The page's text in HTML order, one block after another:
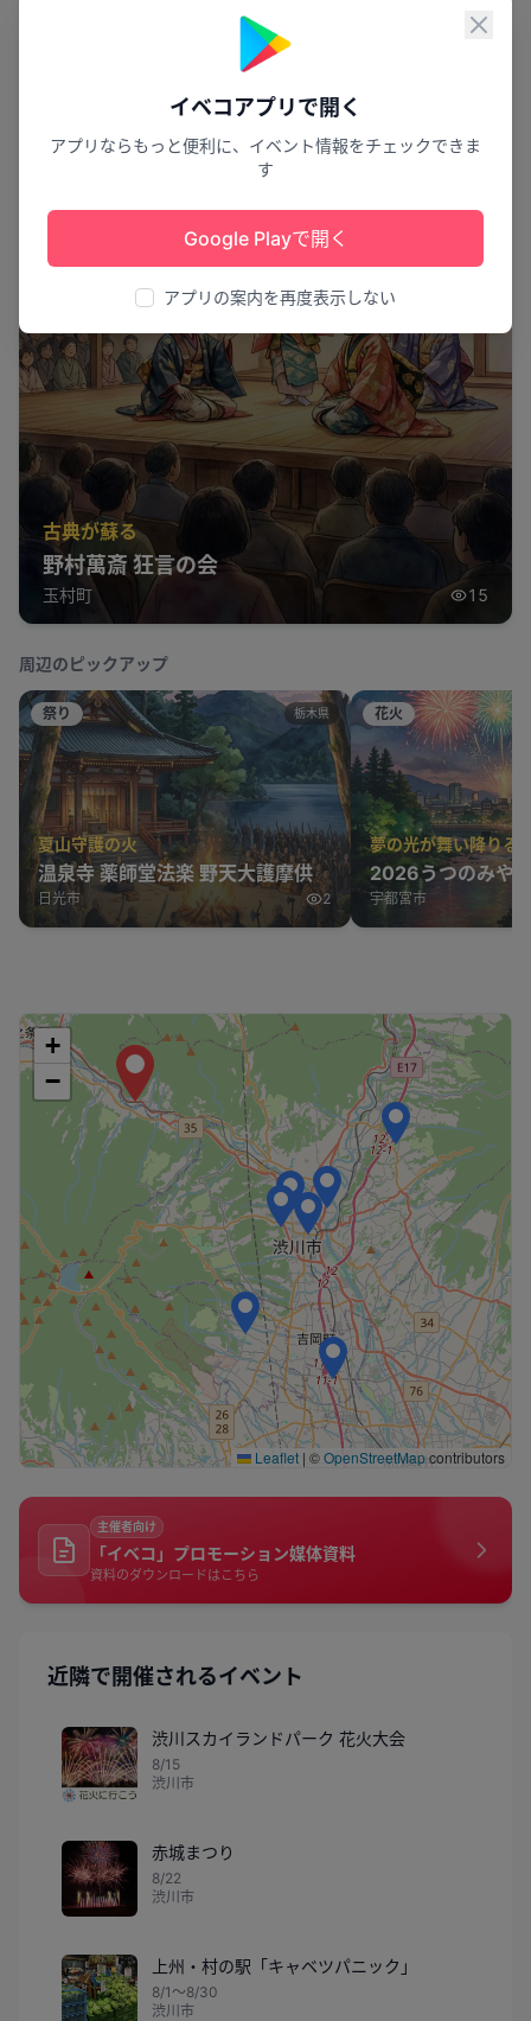
閉じ
イベコアプリで開く
アプリならもっと便利に、イベント情報をチェックできま
す
Google Playで開く
アプリの案内を再度表示しない
古典が蘇る
野村萬斎 狂言の会
玉村町 15
周辺のピックアップ
祭り 栃木県
夏山守護の火
温泉寺 薬師堂法楽 野天大護摩供
日光市 2
花火
夢の光が舞い降りる
2026うつのみや
宇都宮市
+
−
Leaflet | ©OpenStreetMapcontributors
主催者向け
「イベコ」プロモーション媒体資料
資料のダウンロードはこちら
近隣で開催されるイベント
渋川スカイランドパーク 花火大会
8/15
渋川市
赤城まつり
8/22
渋川市
上州・村の駅「キャベツパニック」
8/1〜8/30
渋川市